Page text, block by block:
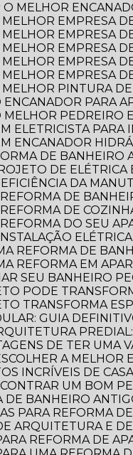
O MELHOR
MELHOR EMPRESA
MELHOR EMPRESA
MELHOR EMPRESA
MELHOR EMPRESA
MELHOR EMPRESA
MELHOR PINTURA
ENCANADOR PARA
MELHOR PEDREIRO
ELETRICISTA
ENCANADOR
DE
DE ELÉTRICA
EFICIÊNCIA DA
REFORMA DE
REFORMA DE
REFORMA DO SEU
REFORMA DE
REFORMA EM
SEU BANHEIRO
PODE
TRANSFORMA
GUIA
DE TER UMA
A
INCRÍVEIS DE
UM BOM
DE BANHEIRO
PARA REFORMA
DE ARQUITETURA E
PARA REFORMA DE